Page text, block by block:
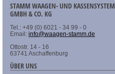
STAMM WAAGEN- UND
GMBH & CO. KG
Tel.: +49 (0) 6021 - 34 99 - 0
Email: info@waagen-stamm.de
Ottostr. 14 - 16
63741 Aschaffenburg
ÜBER UNS